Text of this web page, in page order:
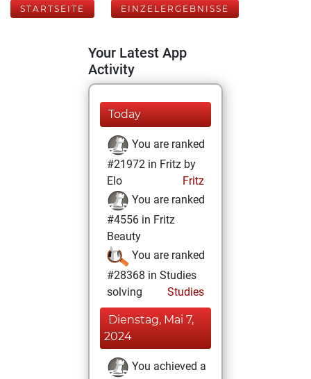
STARTSEITE EINZELERGEBNISSE
Your Latest App
Activity
Today
You are ranked
#21972 in Fritz by
Elo
Fritz
You are ranked
#4556 in Fritz
Beauty
You are ranked
#28368 in Studies
solving
Studies
Dienstag, Mai 7,
2024
You achieved a